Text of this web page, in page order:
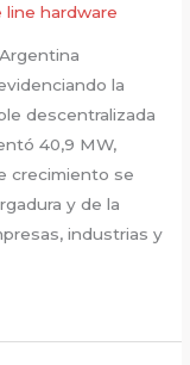
line hardware
la
descentralizada
40,9 MW,
crecimiento se
y de la
industrias y